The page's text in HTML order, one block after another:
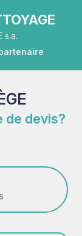
s.a.
de devis?